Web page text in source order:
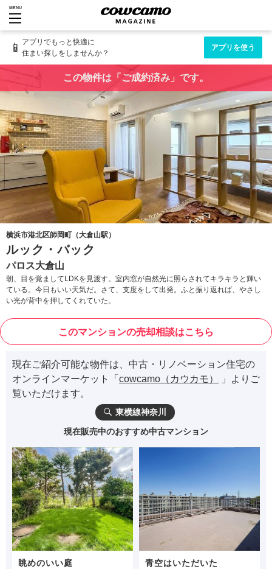
MENU
📱 アプリでもっと快適に
住まい探しをしませんか？
アプリを使う
この物件は「ご成約済み」です。
横浜市港北区師岡町（大倉山駅）
ルック・バック
パロス大倉山
朝、目を覚ましてLDKを見渡す。室内窓が自然光に照らされてキラキラと輝い
ている。今日もいい天気だ。さて、支度をして出発。ふと振り返れば、やさし
い光が背中を押してくれていた。
このマンションの売却相談はこちら
現在ご紹介可能な物件は、中古・リノベーション住宅の
オンラインマーケット「 cowcamo（カウカモ）
」よりご
覧いただけます。
東横線神奈川
現在販売中のおすすめ中古マンション
眺めのいい庭 青空はいただいた